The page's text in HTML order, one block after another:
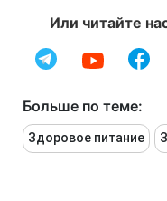
Или читайте
Больше по теме:
Здоровое питание